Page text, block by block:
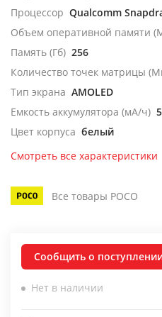
Процессор Qualcomm
Объем оперативной памяти
Память (Гб) 256
Количество точек матрицы
Тип экрана AMOLED
Емкость аккумулятора (мА/ч)
Цвет корпуса белый
Смотреть все характеристики
Все товары POCO
Сообщить о
Нет в наличии